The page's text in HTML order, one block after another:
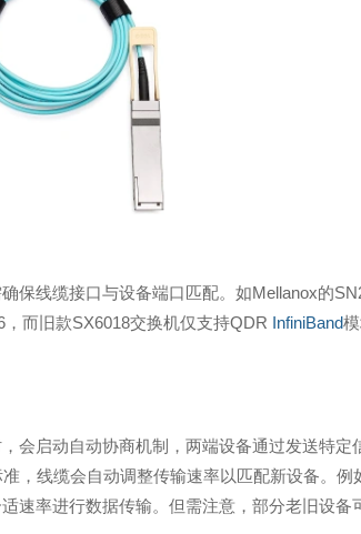
保线缆接口与设备端口匹配。如Mellanox的
而旧款SX6018交换机仅支持QDR InfiniBand
会启动自动协商机制，两端设备通过发送特定
，线缆会自动调整传输速率以匹配新设备。例
速率进行数据传输。但需注意，部分老旧设备